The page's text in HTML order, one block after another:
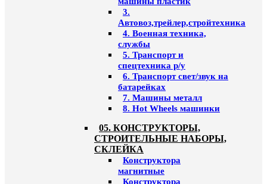
3.
Автовоз,трейлер,стройтехника
4. Военная техника,
службы
5. Транспорт и
спецтехника р/у
6. Транспорт свет/звук на
батарейках
7. Машины металл
8. Hot Wheels машинки
05. КОНСТРУКТОРЫ,
СТРОИТЕЛЬНЫЕ НАБОРЫ,
СКЛЕЙКА
Конструктора
магнитные
Конструктора